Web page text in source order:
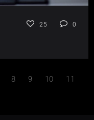
25 0
8 9 10
11